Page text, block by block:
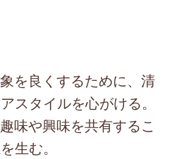
を良くするために、清
スタイルを心がける。
味や興味を共有するこ
生む。